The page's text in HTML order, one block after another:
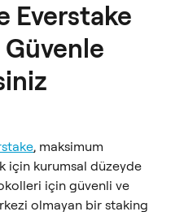
Everstake
Güvenle
, maksimum
için kurumsal düzeyde
için güvenli ve
olmayan bir staking